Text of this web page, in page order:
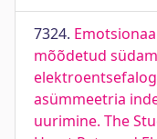
7324.
mõõdetud
asümmeetria
uurimine. The